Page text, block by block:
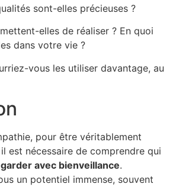
sont-elles précieuses ?
elles de réaliser ? En quoi
dans votre vie ?
vous les utiliser davantage, au
pour être véritablement
est nécessaire de comprendre qui
avec bienveillance.
un potentiel immense, souvent